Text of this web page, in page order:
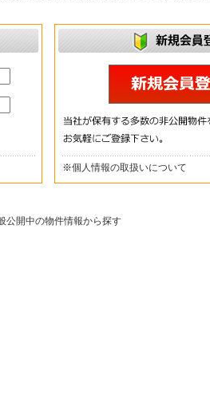
※個人情報の取扱いについて
公開中の物件情報から探す